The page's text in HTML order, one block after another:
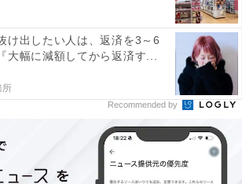
け出したい人は、返済を3～6
大幅に減額してから返済す...
所
Recommended by